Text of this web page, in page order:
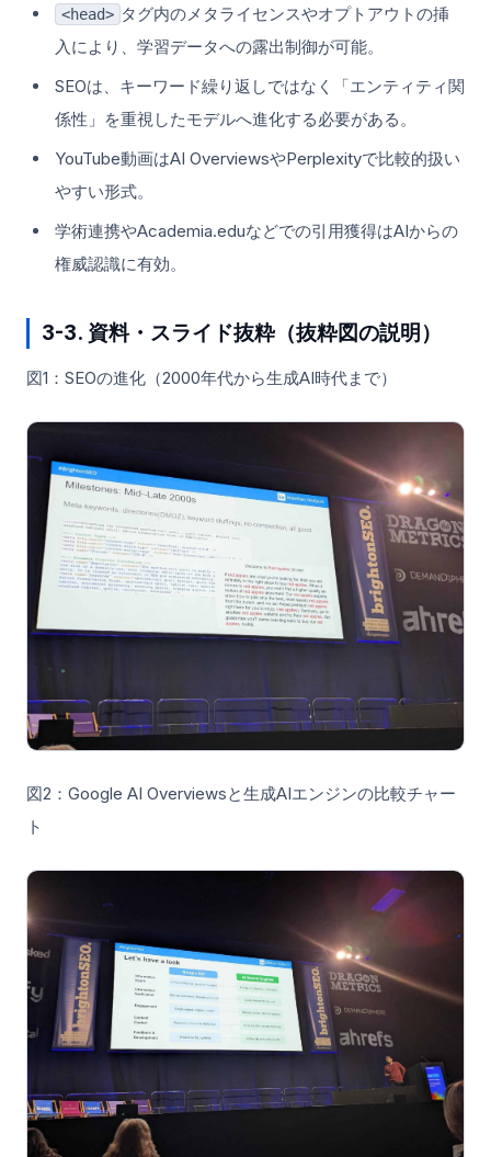
<head> タグ内のメタライセンスやオプトアウトの挿
入により、学習データへの露出制御が可能。
SEOは、キーワード繰り返しではなく「エンティティ関
係性」を重視したモデルへ進化する必要がある。
YouTube動画はAI OverviewsやPerplexityで比較的扱い
やすい形式。
学術連携やAcademia.eduなどでの引用獲得はAIからの
権威認識に有効。
3-3. 資料・スライド抜粋（抜粋図の説明）
図1：SEOの進化（2000年代から生成AI時代まで）
図2：Google AI Overviewsと生成AIエンジンの比較チャー
ト